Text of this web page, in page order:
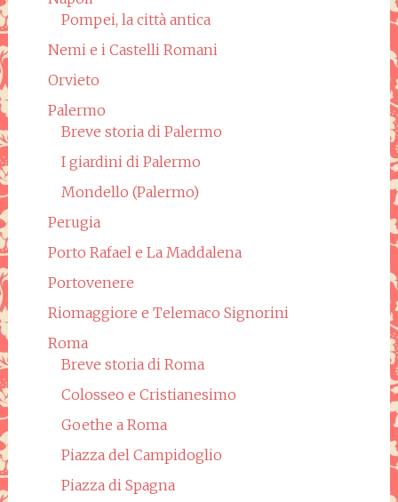
Pompei, la città antica
Nemi e i Castelli Romani
Orvieto
Palermo
Breve storia di Palermo
I giardini di Palermo
Mondello (Palermo)
Perugia
Porto Rafael e La Maddalena
Portovenere
Riomaggiore e Telemaco Signorini
Roma
Breve storia di Roma
Colosseo e Cristianesimo
Goethe a Roma
Piazza del Campidoglio
Piazza di Spagna